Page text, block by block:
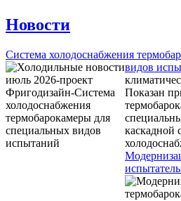
Новости
Система холодоснабжения
видов
Показан
каскадной